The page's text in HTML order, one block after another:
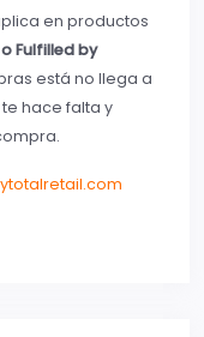
en productos
Fulfilled by
está no llega a
hace falta y